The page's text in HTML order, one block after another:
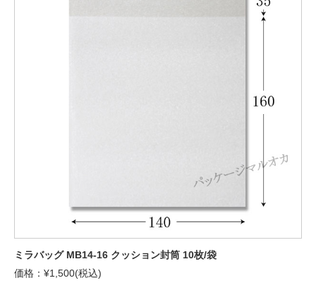
ミラバッグ MB14-16 クッション封筒 10枚/袋
価格：¥1,500(税込)